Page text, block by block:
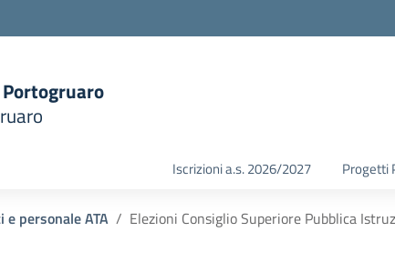
Iscrizioni a.s. 2026/2027 Progetti
personale ATA Elezioni Consiglio Superiore Pubblica